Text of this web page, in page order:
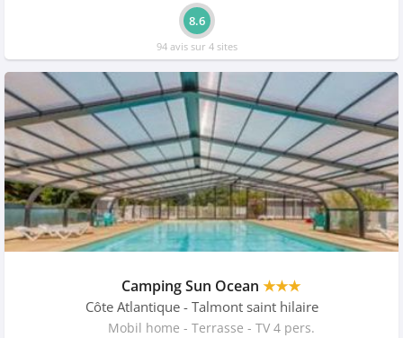
8.6
94 avis sur 4 sites
Camping Sun Ocean ★★★
Côte Atlantique - Talmont saint hilaire
Mobil home - Terrasse - TV 4 pers.